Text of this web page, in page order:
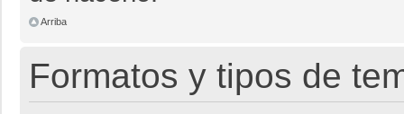
Arriba
Formatos y tipos de